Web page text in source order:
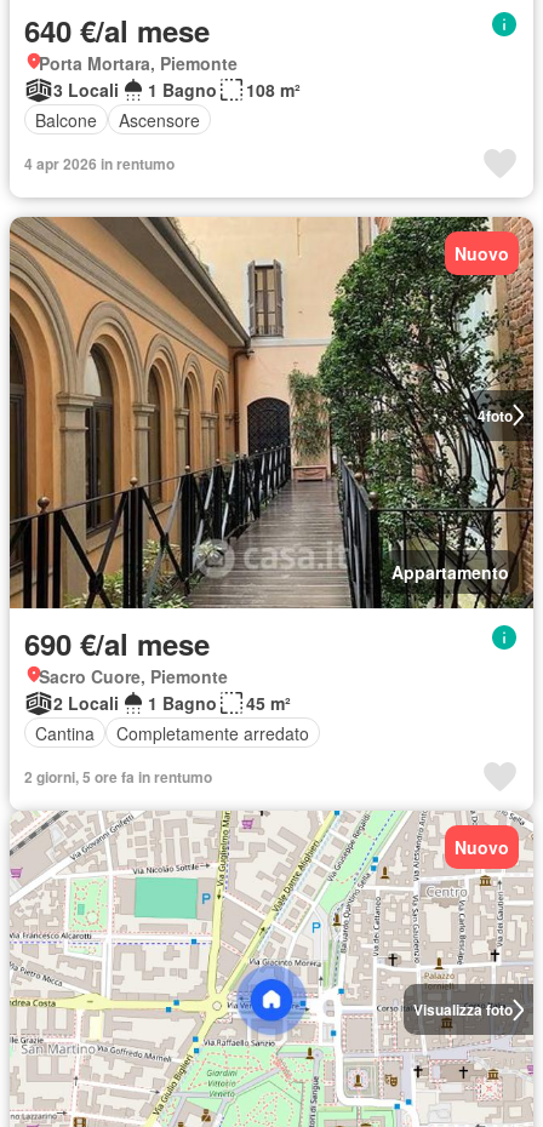
640 €/al mese
Porta Mortara, Piemonte
3 Locali
1 Bagno
108 m²
Balcone
Ascensore
4 apr 2026 in rentumo
4foto
Nuovo
Appartamento
690 €/al mese
Sacro Cuore, Piemonte
2 Locali
1 Bagno
45 m²
Cantina
Completamente arredato
2 giorni, 5 ore fa in rentumo
Visualizza foto
Nuovo